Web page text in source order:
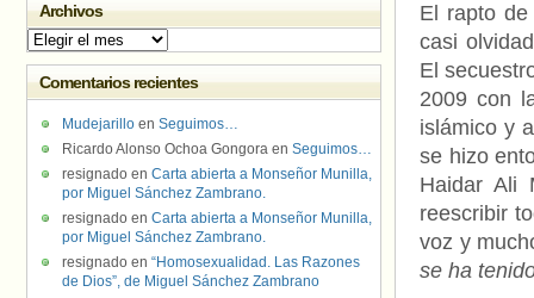
El rapto
casi
El
2009 con
islámico y
se hizo
Haidar Ali
reescribir
voz y
se ha
Archivos
Archivos
Comentarios recientes
Mudejarillo en Seguimos…
Ricardo Alonso Ochoa Gongora en Seguimos…
resignado en Carta abierta a Monseñor Munilla,
por Miguel Sánchez Zambrano.
resignado en Carta abierta a Monseñor Munilla,
por Miguel Sánchez Zambrano.
resignado en “Homosexualidad. Las Razones
de Dios”, de Miguel Sánchez Zambrano